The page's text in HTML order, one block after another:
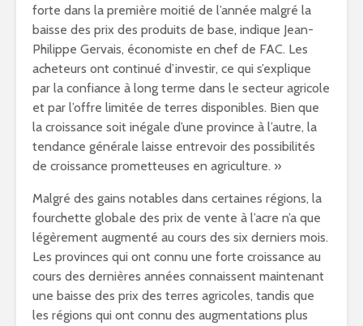
forte dans la première moitié de l’année malgré la
baisse des prix des produits de base, indique Jean-
Philippe Gervais, économiste en chef de FAC. Les
acheteurs ont continué d’investir, ce qui s’explique
par la confiance à long terme dans le secteur agricole
et par l’offre limitée de terres disponibles. Bien que
la croissance soit inégale d’une province à l’autre, la
tendance générale laisse entrevoir des possibilités
de croissance prometteuses en agriculture. »
Malgré des gains notables dans certaines régions, la
fourchette globale des prix de vente à l’acre n’a que
légèrement augmenté au cours des six derniers mois.
Les provinces qui ont connu une forte croissance au
cours des dernières années connaissent maintenant
une baisse des prix des terres agricoles, tandis que
les régions qui ont connu des augmentations plus